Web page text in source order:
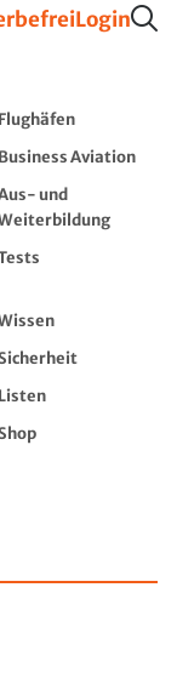
Login
Flughäfen
Business Aviation
und
Listen